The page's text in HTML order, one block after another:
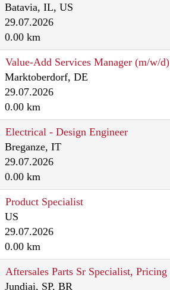
Batavia, IL, US
29.07.2026
0.00 km
Value-Add Services Manager (m/w/d)
Marktoberdorf, DE
29.07.2026
0.00 km
Electrical - Design Engineer
Breganze, IT
29.07.2026
0.00 km
Product Specialist
US
29.07.2026
0.00 km
Aftersales Parts Sr Specialist, Pricing
Jundiai, SP, BR